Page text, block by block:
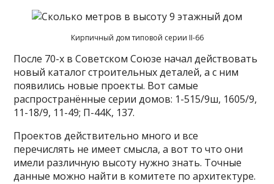
Кирпичный дом типовой серии II-66
После 70-х в Советском Союзе начал действовать
новый каталог строительных деталей, а с ним
появились новые проекты. Вот самые
распространённые серии домов: 1-515/9ш, 1605/9,
11-18/9, 11-49; П-44К, 137.
Проектов действительно много и все
перечислять не имеет смысла, а вот то что они
имели различную высоту нужно знать. Точные
данные можно найти в комитете по архитектуре.